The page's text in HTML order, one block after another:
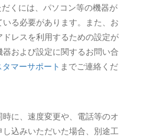
くには、パソコン等の機器が
る必要があります。また、お
レスを利用するための設定が
および設定に関するお問い合
マーサポート までご連絡くだ
時に、速度変更や、電話等のオ
込みいただいた場合、別途工